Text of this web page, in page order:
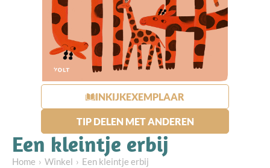
INKIJKEXEMPLAAR
TIP DELEN MET ANDEREN
Een kleintje erbij
Home Winkel Een kleintje erbij